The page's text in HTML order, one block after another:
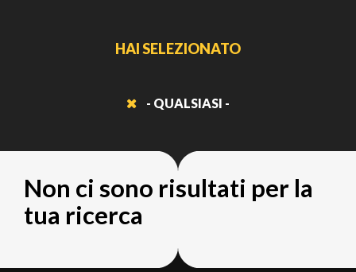
HAI SELEZIONATO
- QUALSIASI -
Non ci sono risultati per la
tua ricerca